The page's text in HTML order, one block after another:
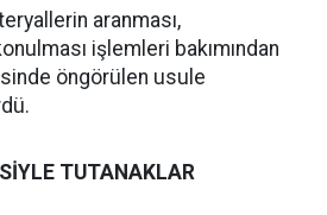
aranması,
işlemleri bakımından
öngörülen usule
TUTANAKLAR